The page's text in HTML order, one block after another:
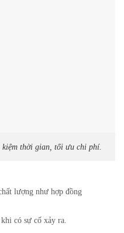
thời gian, tối ưu chi phí.
lượng như hợp đồng
có sự cố xảy ra.